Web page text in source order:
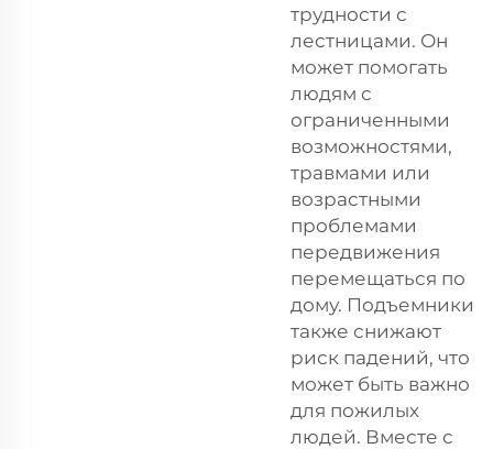
трудности с
лестницами. Он
может помогать
людям с
ограниченными
возможностями,
травмами или
возрастными
проблемами
передвижения
перемещаться по
дому. Подъемники
также снижают
риск падений, что
может быть важно
для пожилых
людей. Вместе с